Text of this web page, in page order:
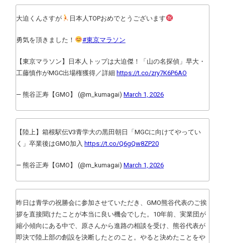
大迫くんさすが 日本人TOPおめでとうございます
勇気を頂きました！ #東京マラソン
【東京マラソン】日本人トップは大迫傑！「山の名探偵」早大・
工藤慎作がMGC出場権獲得／詳細 https://t.co/zry7K6P6AO
— 熊谷正寿【GMO】 (@m_kumagai) March 1, 2026
【陸上】箱根駅伝V3青学大の黒田朝日「MGCに向けてやってい
く」卒業後はGMO加入 https://t.co/Q6gQw8ZP20
— 熊谷正寿【GMO】 (@m_kumagai) March 1, 2026
昨日は青学の祝勝会に参加させていただき、GMO熊谷代表のご挨
拶を直接聞けたことが本当に良い機会でした。10年前、実業団が
縮小傾向にある中で、原さんから進路の相談を受け、熊谷代表が
即決で陸上部の創設を決断したとのこと。やると決めたことをや